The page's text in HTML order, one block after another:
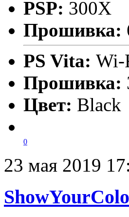
PSP: 300X
Прошивка:
PS Vita: Wi-
Прошивка:
Цвет: Black
0
23 мая 2019